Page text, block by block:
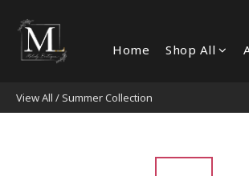
Home Shop All
View All /Summer Collection